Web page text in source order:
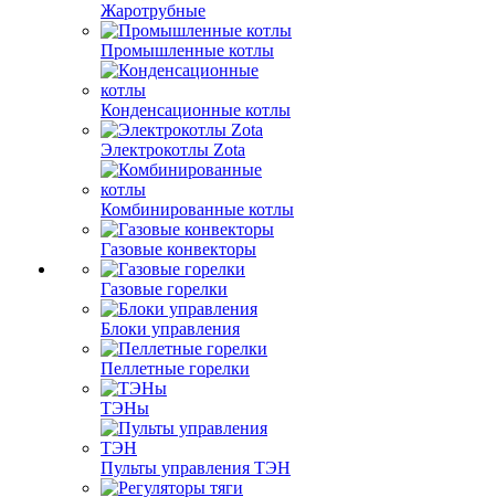
Жаротрубные
Промышленные котлы
Конденсационные котлы
Электрокотлы Zota
Комбинированные котлы
Газовые конвекторы
Газовые горелки
Блоки управления
Пеллетные горелки
ТЭНы
Пульты управления ТЭН